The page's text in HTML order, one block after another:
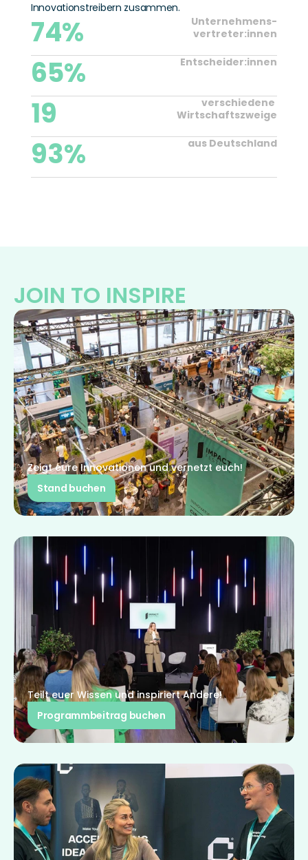
Innovationstreibern zusammen.
74%
Unternehmens-
vertreter:innen
65% Entscheider:innen
19
verschiedene
Wirtschaftszweige
93% aus Deutschland
JOIN TO INSPIRE
Zeigt eure Innovationen und vernetzt euch!
Stand buchen
Teilt euer Wissen und inspiriert Andere!
Programmbeitrag buchen